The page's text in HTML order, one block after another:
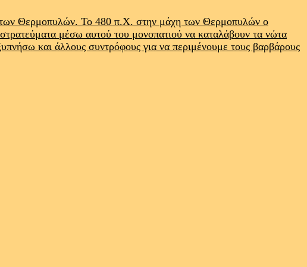
των Θερμοπυλών. Το 480 π.Χ. στην μάχη των Θερμοπυλών ο
μέσω αυτού του μονοπατιού να καταλάβουν τα νώτα
και άλλους συντρόφους για να περιμένουμε τους βαρβάρους